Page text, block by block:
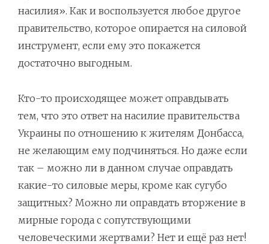
насилия». Как и воспользуется любое другое
правительство, которое опирается на силовой
инструмент, если ему это покажется
достаточно выгодным.
Кто-то происходящее может оправдывать
тем, что это ответ на насилие правительства
Украины по отношению к жителям Донбасса,
не желающим ему подчиняться. Но даже если
так – можно ли в данном случае оправдать
какие-то силовые меры, кроме как сугубо
защитных? Можно ли оправдать вторжение в
мирные города с сопутствующими
человеческими жертвами? Нет и ещё раз нет!